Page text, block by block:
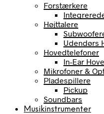
Forstærkere
Højttalere
Udendørs
Hovedtelefoner
In-Ear
Mikrofoner &
Pladespillere
Pickup
Soundbars
Musikinstrumenter